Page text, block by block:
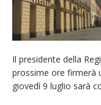
Il presidente della
prossime ore firmerà
giovedì 9 luglio sarà